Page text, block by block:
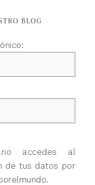
BLOG
accedes al
de tus datos por